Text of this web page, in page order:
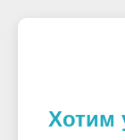
Хотим